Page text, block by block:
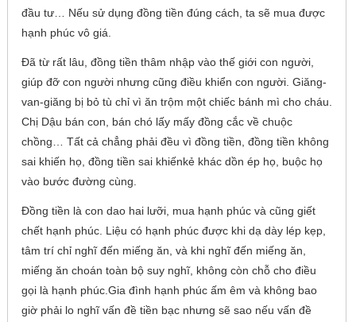
đầu tư… Nếu sử dụng đồng tiền đúng cách, ta sẽ mua được
hạnh phúc vô giá.
Đã từ rất lâu, đồng tiền thâm nhập vào thế giới con người,
giúp đỡ con người nhưng cũng điều khiển con người. Giăng-
van-giăng bị bỏ tù chỉ vì ăn trộm một chiếc bánh mì cho cháu.
Chị Dậu bán con, bán chó lấy mấy đồng cắc về chuộc
chồng… Tất cả chẳng phải đều vì đồng tiền, đồng tiền không
sai khiến họ, đồng tiền sai khiếnkẻ khác dồn ép họ, buộc họ
vào bước đường cùng.
Đồng tiền là con dao hai lưỡi, mua hạnh phúc và cũng giết
chết hạnh phúc. Liệu có hạnh phúc được khi dạ dày lép kẹp,
tâm trí chỉ nghĩ đến miếng ăn, và khi nghĩ đến miếng ăn,
miếng ăn choán toàn bộ suy nghĩ, không còn chỗ cho điều
gọi là hạnh phúc.Gia đình hạnh phúc ấm êm và không bao
giờ phải lo nghĩ vấn đề tiền bạc nhưng sẽ sao nếu vấn đề